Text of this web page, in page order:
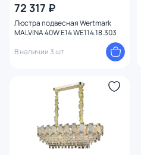
72 317 ₽
Люстра подвесная Wertmark
MALVINA 40W E14 WE114.18.303
В наличии 3 шт.
Длина (мм)
Диаметр (мм)
Количество ламп
Конструкция